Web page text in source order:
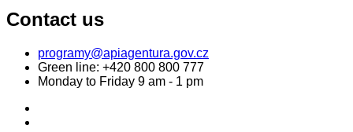
Contact us
programy@apiagentura.gov.cz
Green line: +420 800 800 777
Monday to Friday 9 am - 1 pm